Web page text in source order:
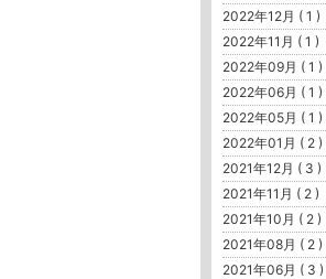
2022年12月 ( 1 )
2022年11月 ( 1 )
2022年09月 ( 1 )
2022年06月 ( 1 )
2022年05月 ( 1 )
2022年01月 ( 2 )
2021年12月 ( 3 )
2021年11月 ( 2 )
2021年10月 ( 2 )
2021年08月 ( 2 )
2021年06月 ( 3 )